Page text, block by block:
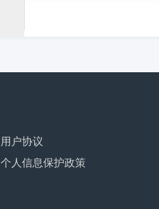
用户协议
个人信息保护政策